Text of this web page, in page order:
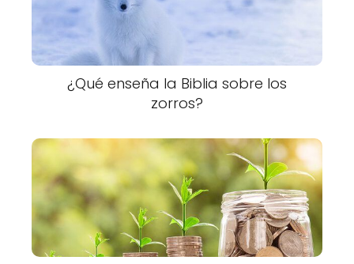
¿Qué enseña la Biblia sobre los
zorros?